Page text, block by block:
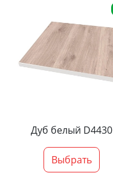
Дуб белый D4430
Выбрать